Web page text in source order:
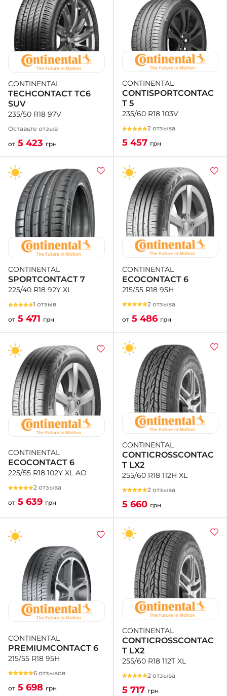
CONTINENTAL
TECHCONTACT TC6
SUV
235/50 R18 97V
Оставьте отзыв
от 5 423 грн
CONTINENTAL
CONTISPORTCONTAC
T 5
235/60 R18 103V
2 отзыва
5 457 грн
CONTINENTAL
SPORTCONTACT 7
225/40 R18 92Y XL
1 отзыв
от 5 471 грн
CONTINENTAL
ECOCONTACT 6
215/55 R18 95H
2 отзыва
от 5 486 грн
CONTINENTAL
ECOCONTACT 6
225/55 R18 102Y XL AO
2 отзыва
от 5 639 грн
CONTINENTAL
CONTICROSSCONTAC
T LX2
255/60 R18 112H XL
2 отзыва
5 660 грн
CONTINENTAL
PREMIUMCONTACT 6
215/55 R18 95H
6 отзывов
от 5 698 грн
CONTINENTAL
CONTICROSSCONTAC
T LX2
255/60 R18 112T XL
2 отзыва
5 717 грн